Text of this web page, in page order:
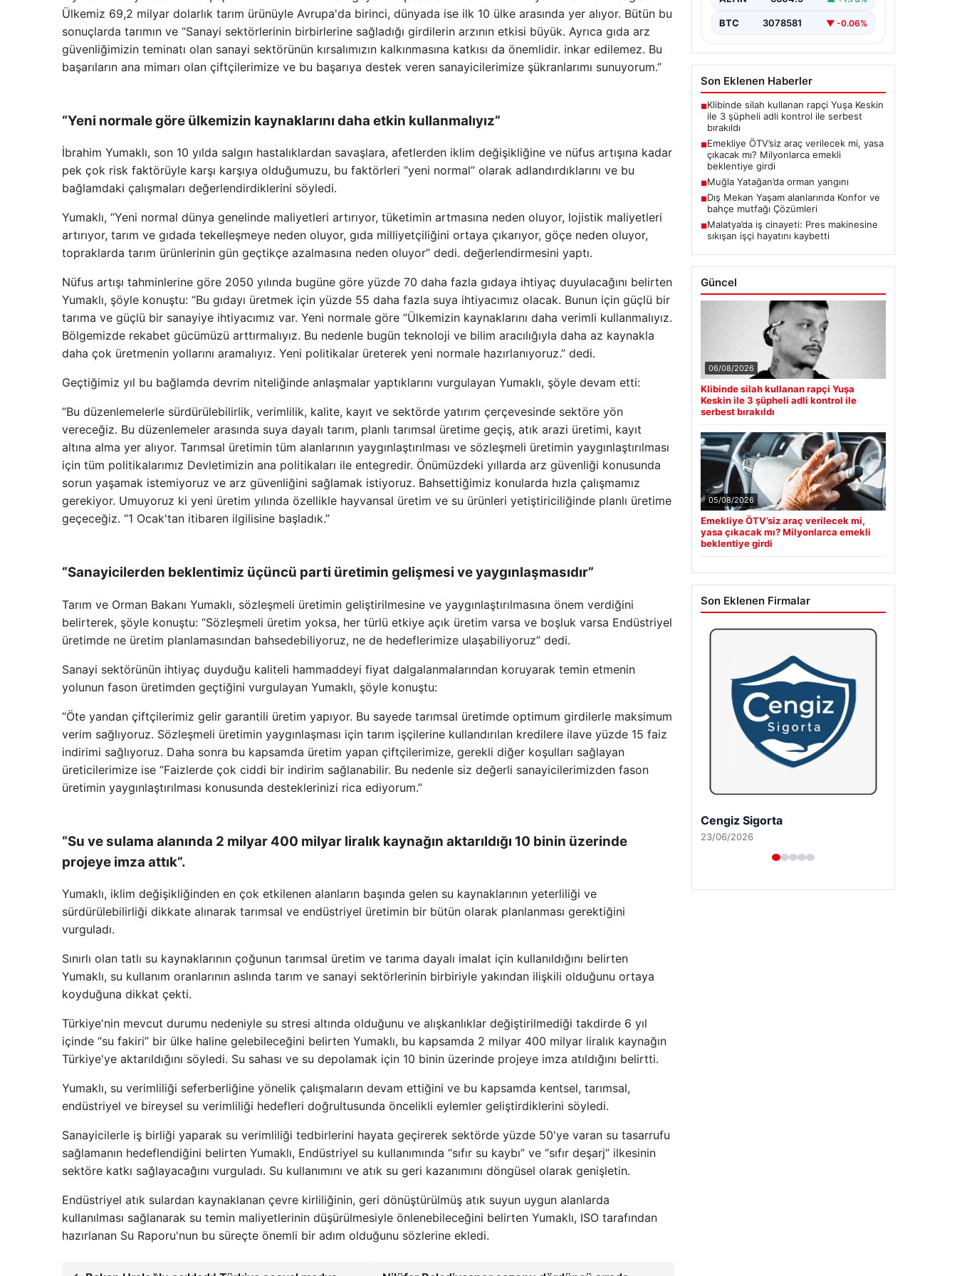
Ülkemiz 69,2 milyar dolarlık tarım ürünüyle Avrupa'da birinci, dünyada ise ilk 10 ülke arasında yer alıyor. Bütün bu
sonuçlarda tarımın ve “Sanayi sektörlerinin birbirlerine sağladığı girdilerin arzının etkisi büyük. Ayrıca gıda arz
güvenliğimizin teminatı olan sanayi sektörünün kırsalımızın kalkınmasına katkısı da önemlidir. inkar edilemez. Bu
başarıların ana mimarı olan çiftçilerimize ve bu başarıya destek veren sanayicilerimize şükranlarımı sunuyorum.”
“Yeni normale göre ülkemizin kaynaklarını daha etkin kullanmalıyız”
İbrahim Yumaklı, son 10 yılda salgın hastalıklardan savaşlara, afetlerden iklim değişikliğine ve nüfus artışına kadar
pek çok risk faktörüyle karşı karşıya olduğumuzu, bu faktörleri “yeni normal” olarak adlandırdıklarını ve bu
bağlamdaki çalışmaları değerlendirdiklerini söyledi.
Yumaklı, “Yeni normal dünya genelinde maliyetleri artırıyor, tüketimin artmasına neden oluyor, lojistik maliyetleri
artırıyor, tarım ve gıdada tekelleşmeye neden oluyor, gıda milliyetçiliğini ortaya çıkarıyor, göçe neden oluyor,
topraklarda tarım ürünlerinin gün geçtikçe azalmasına neden oluyor” dedi. değerlendirmesini yaptı.
Nüfus artışı tahminlerine göre 2050 yılında bugüne göre yüzde 70 daha fazla gıdaya ihtiyaç duyulacağını belirten
Yumaklı, şöyle konuştu: “Bu gıdayı üretmek için yüzde 55 daha fazla suya ihtiyacımız olacak. Bunun için güçlü bir
tarıma ve güçlü bir sanayiye ihtiyacımız var. Yeni normale göre “Ülkemizin kaynaklarını daha verimli kullanmalıyız.
Bölgemizde rekabet gücümüzü arttırmalıyız. Bu nedenle bugün teknoloji ve bilim aracılığıyla daha az kaynakla
daha çok üretmenin yollarını aramalıyız. Yeni politikalar üreterek yeni normale hazırlanıyoruz.” dedi.
Geçtiğimiz yıl bu bağlamda devrim niteliğinde anlaşmalar yaptıklarını vurgulayan Yumaklı, şöyle devam etti:
“Bu düzenlemelerle sürdürülebilirlik, verimlilik, kalite, kayıt ve sektörde yatırım çerçevesinde sektöre yön
vereceğiz. Bu düzenlemeler arasında suya dayalı tarım, planlı tarımsal üretime geçiş, atık arazi üretimi, kayıt
altına alma yer alıyor. Tarımsal üretimin tüm alanlarının yaygınlaştırılması ve sözleşmeli üretimin yaygınlaştırılması
için tüm politikalarımız Devletimizin ana politikaları ile entegredir. Önümüzdeki yıllarda arz güvenliği konusunda
sorun yaşamak istemiyoruz ve arz güvenliğini sağlamak istiyoruz. Bahsettiğimiz konularda hızla çalışmamız
gerekiyor. Umuyoruz ki yeni üretim yılında özellikle hayvansal üretim ve su ürünleri yetiştiriciliğinde planlı üretime
geçeceğiz. “1 Ocak'tan itibaren ilgilisine başladık.”
“Sanayicilerden beklentimiz üçüncü parti üretimin gelişmesi ve yaygınlaşmasıdır”
Tarım ve Orman Bakanı Yumaklı, sözleşmeli üretimin geliştirilmesine ve yaygınlaştırılmasına önem verdiğini
belirterek, şöyle konuştu: “Sözleşmeli üretim yoksa, her türlü etkiye açık üretim varsa ve boşluk varsa Endüstriyel
üretimde ne üretim planlamasından bahsedebiliyoruz, ne de hedeflerimize ulaşabiliyoruz” dedi.
Sanayi sektörünün ihtiyaç duyduğu kaliteli hammaddeyi fiyat dalgalanmalarından koruyarak temin etmenin
yolunun fason üretimden geçtiğini vurgulayan Yumaklı, şöyle konuştu:
“Öte yandan çiftçilerimiz gelir garantili üretim yapıyor. Bu sayede tarımsal üretimde optimum girdilerle maksimum
verim sağlıyoruz. Sözleşmeli üretimin yaygınlaşması için tarım işçilerine kullandırılan kredilere ilave yüzde 15 faiz
indirimi sağlıyoruz. Daha sonra bu kapsamda üretim yapan çiftçilerimize, gerekli diğer koşulları sağlayan
üreticilerimize ise “Faizlerde çok ciddi bir indirim sağlanabilir. Bu nedenle siz değerli sanayicilerimizden fason
üretimin yaygınlaştırılması konusunda desteklerinizi rica ediyorum.”
“Su ve sulama alanında 2 milyar 400 milyar liralık kaynağın aktarıldığı 10 binin üzerinde
projeye imza attık”.
Yumaklı, iklim değişikliğinden en çok etkilenen alanların başında gelen su kaynaklarının yeterliliği ve
sürdürülebilirliği dikkate alınarak tarımsal ve endüstriyel üretimin bir bütün olarak planlanması gerektiğini
vurguladı.
Sınırlı olan tatlı su kaynaklarının çoğunun tarımsal üretim ve tarıma dayalı imalat için kullanıldığını belirten
Yumaklı, su kullanım oranlarının aslında tarım ve sanayi sektörlerinin birbiriyle yakından ilişkili olduğunu ortaya
koyduğuna dikkat çekti.
Türkiye'nin mevcut durumu nedeniyle su stresi altında olduğunu ve alışkanlıklar değiştirilmediği takdirde 6 yıl
içinde “su fakiri” bir ülke haline gelebileceğini belirten Yumaklı, bu kapsamda 2 milyar 400 milyar liralık kaynağın
Türkiye'ye aktarıldığını söyledi. Su sahası ve su depolamak için 10 binin üzerinde projeye imza atıldığını belirtti.
Yumaklı, su verimliliği seferberliğine yönelik çalışmaların devam ettiğini ve bu kapsamda kentsel, tarımsal,
endüstriyel ve bireysel su verimliliği hedefleri doğrultusunda öncelikli eylemler geliştirdiklerini söyledi.
Sanayicilerle iş birliği yaparak su verimliliği tedbirlerini hayata geçirerek sektörde yüzde 50'ye varan su tasarrufu
sağlamanın hedeflendiğini belirten Yumaklı, Endüstriyel su kullanımında “sıfır su kaybı” ve “sıfır deşarj” ilkesinin
sektöre katkı sağlayacağını vurguladı. Su kullanımını ve atık su geri kazanımını döngüsel olarak genişletin.
Endüstriyel atık sulardan kaynaklanan çevre kirliliğinin, geri dönüştürülmüş atık suyun uygun alanlarda
kullanılması sağlanarak su temin maliyetlerinin düşürülmesiyle önlenebileceğini belirten Yumaklı, ISO tarafından
hazırlanan Su Raporu'nun bu süreçte önemli bir adım olduğunu sözlerine ekledi.
BTC 3078581 ▼ -0.06%
Son Eklenen Haberler
■Klibinde silah kullanan rapçi Yuşa Keskin
ile 3 şüpheli adli kontrol ile serbest
bırakıldı
■Emekliye ÖTV’siz araç verilecek mi, yasa
çıkacak mı? Milyonlarca emekli
beklentiye girdi
■Muğla Yatağan’da orman yangını
■Dış Mekan Yaşam alanlarında Konfor ve
bahçe mutfağı Çözümleri
■Malatya’da iş cinayeti: Pres makinesine
sıkışan işçi hayatını kaybetti
Güncel
06/08/2026
Klibinde silah kullanan rapçi Yuşa
Keskin ile 3 şüpheli adli kontrol ile
serbest bırakıldı
05/08/2026
Emekliye ÖTV’siz araç verilecek mi,
yasa çıkacak mı? Milyonlarca emekli
beklentiye girdi
Son Eklenen Firmalar
Hastaş Beton
26/05/2026